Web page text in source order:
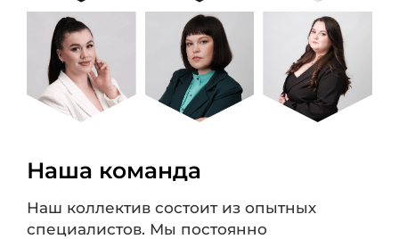
Наша команда
Наш коллектив состоит из опытных
специалистов. Мы постоянно